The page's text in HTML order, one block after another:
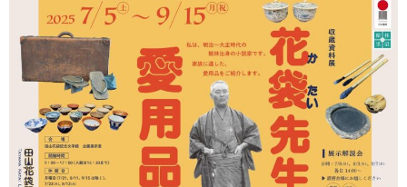
コミュニティ
宇宙よりも遠い場所